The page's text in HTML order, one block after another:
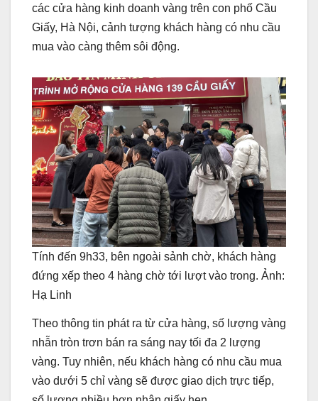
các cửa hàng kinh doanh vàng trên con phố Cầu
Giấy, Hà Nội, cảnh tượng khách hàng có nhu cầu
mua vào càng thêm sôi động.
Tính đến 9h33, bên ngoài sảnh chờ, khách hàng
đứng xếp theo 4 hàng chờ tới lượt vào trong. Ảnh:
Hạ Linh
Theo thông tin phát ra từ cửa hàng, số lượng vàng
nhẫn tròn trơn bán ra sáng nay tối đa 2 lượng
vàng. Tuy nhiên, nếu khách hàng có nhu cầu mua
vào dưới 5 chỉ vàng sẽ được giao dịch trực tiếp,